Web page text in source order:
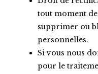
tout moment
supprimer ou
personnelles.
Si vous nous
pour le